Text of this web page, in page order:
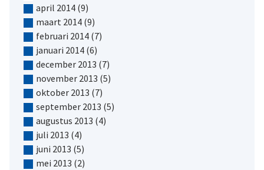
april 2014(9)
maart 2014(9)
februari 2014(7)
januari 2014(6)
december 2013 (7)
november 2013 (5)
oktober 2013 (7)
september 2013 (5)
augustus 2013 (4)
juli 2013 (4)
juni 2013 (5)
mei 2013 (2)